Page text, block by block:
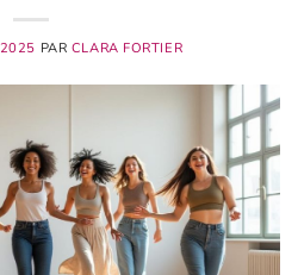
PAR CLARA FORTIER